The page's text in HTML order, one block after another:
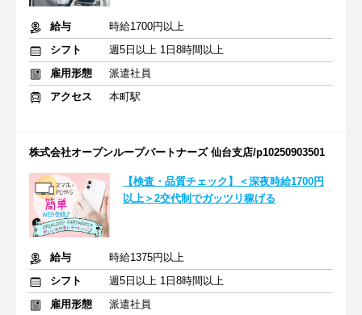
給与
時給1700円以上
シフト
週5日以上 1日8時間以上
雇用形態
派遣社員
アクセス
本町駅
株式会社オープンループパートナーズ 仙台支店/p10250903501
【検査・品質チェック】＜深夜時給1700円
以上＞2交代制でガッツリ稼げる
給与
時給1375円以上
シフト
週5日以上 1日8時間以上
雇用形態
派遣社員